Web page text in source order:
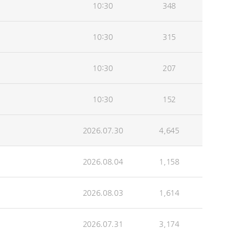
10:30 348
10:30 315
10:30 207
10:30 152
2026.07.30 4,645
2026.08.04 1,158
2026.08.03 1,614
2026.07.31 3,174